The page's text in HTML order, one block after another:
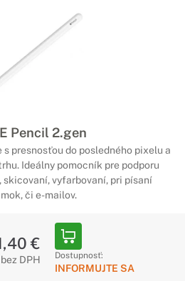
Pencil 2.gen
presnosťou do posledného pixelu a
Ideálny pomocník pre podporu
vyfarbovaní, pri písaní
či e-mailov.
€
DPH Dostupnosť:
INFORMUJTE SA